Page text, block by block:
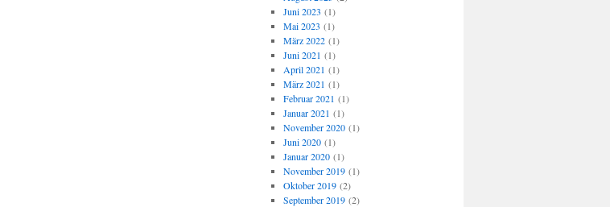
Juni 2023 (1)
Mai 2023 (1)
März 2022(1)
Juni 2021 (1)
April 2021 (1)
März 2021 (1)
Februar 2021 (1)
Januar 2021 (1)
November 2020(1)
Juni 2020(1)
Januar 2020(1)
November 2019(1)
Oktober 2019(2)
September 2019(2)